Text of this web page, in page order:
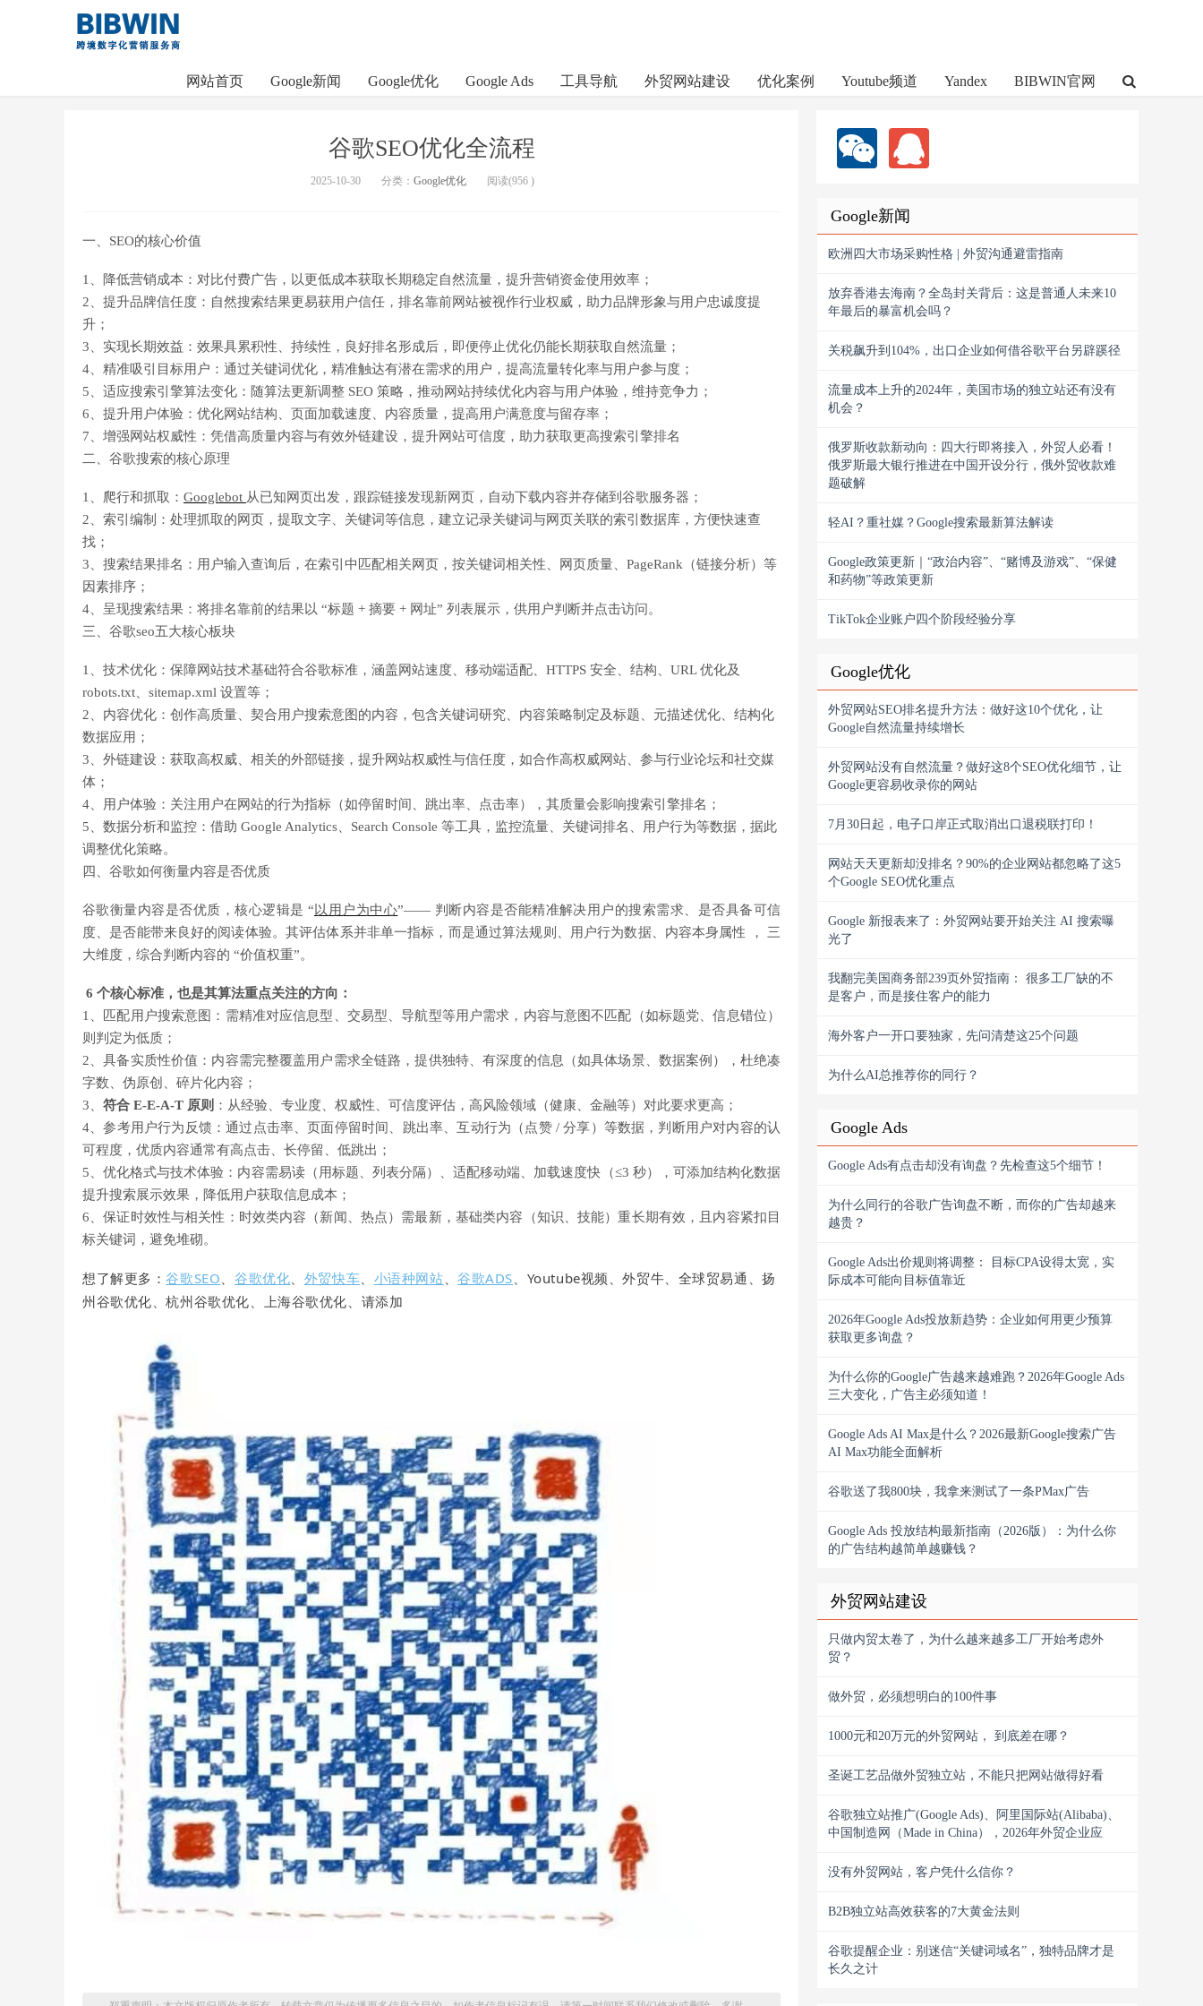
网站首页 Google新闻 Google优化 Google Ads 工具导航 外贸网站建设 优化案例 Youtube频道 Yandex BIBWIN官网
谷歌SEO优化全流程
2025-10-30 分类： Google优化 阅读(956 )
一、SEO的核心价值
1、降低营销成本：对比付费广告，以更低成本获取长期稳定自然流量，提升营销资金使用效率；
2、提升品牌信任度：自然搜索结果更易获用户信任，排名靠前网站被视作行业权威，助力品牌形象与用户忠诚度提
升；
3、实现长期效益：效果具累积性、持续性，良好排名形成后，即便停止优化仍能长期获取自然流量；
4、精准吸引目标用户：通过关键词优化，精准触达有潜在需求的用户，提高流量转化率与用户参与度；
5、适应搜索引擎算法变化：随算法更新调整 SEO 策略，推动网站持续优化内容与用户体验，维持竞争力；
6、提升用户体验：优化网站结构、页面加载速度、内容质量，提高用户满意度与留存率；
7、增强网站权威性：凭借高质量内容与有效外链建设，提升网站可信度，助力获取更高搜索引擎排名
二、谷歌搜索的核心原理
1、爬行和抓取： Googlebot 从已知网页出发，跟踪链接发现新网页，自动下载内容并存储到谷歌服务器；
2、索引编制：处理抓取的网页，提取文字、关键词等信息，建立记录关键词与网页关联的索引数据库，方便快速查
找；
3、搜索结果排名：用户输入查询后，在索引中匹配相关网页，按关键词相关性、网页质量、PageRank（链接分析）等
因素排序；
4、呈现搜索结果：将排名靠前的结果以 “标题 + 摘要 + 网址” 列表展示，供用户判断并点击访问。
三、谷歌seo五大核心板块
1、技术优化：保障网站技术基础符合谷歌标准，涵盖网站速度、移动端适配、HTTPS 安全、结构、URL 优化及
robots.txt、sitemap.xml 设置等；
2、内容优化：创作高质量、契合用户搜索意图的内容，包含关键词研究、内容策略制定及标题、元描述优化、结构化
数据应用；
3、外链建设：获取高权威、相关的外部链接，提升网站权威性与信任度，如合作高权威网站、参与行业论坛和社交媒
体；
4、用户体验：关注用户在网站的行为指标（如停留时间、跳出率、点击率），其质量会影响搜索引擎排名；
5、数据分析和监控：借助 Google Analytics、 Search Console 等工具，监控流量、关键词排名、用户行为等数据，据此
调整优化策略。
四、谷歌如何衡量内容是否优质
谷歌衡量内容是否优质，核心逻辑是 “ 以用户为中心”—— 判断内容是否能精准解决用户的搜索需求、是否具备可信
度、是否能带来良好的阅读体验。其评估体系并非单一指标，而是通过算法规则、用户行为数据、内容本身属性 ， 三
大维度，综合判断内容的 “价值权重”。
6 个核心标准，也是其算法重点关注的方向：
1、匹配用户搜索意图：需精准对应信息型、交易型、导航型等用户需求，内容与意图不匹配（如标题党、信息错位）
则判定为低质；
2、具备实质性价值：内容需完整覆盖用户需求全链路，提供独特、有深度的信息（如具体场景、数据案例），杜绝凑
字数、伪原创、碎片化内容；
3、 符合 E-E-A-T 原则 ：从经验、专业度、权威性、可信度评估，高风险领域（健康、金融等）对此要求更高；
4、参考用户行为反馈：通过点击率、页面停留时间、跳出率、互动行为（点赞 / 分享）等数据，判断用户对内容的认
可程度，优质内容通常有高点击、长停留、低跳出；
5、优化格式与技术体验：内容需易读（用标题、列表分隔）、适配移动端、加载速度快（≤3 秒），可添加结构化数据
提升搜索展示效果，降低用户获取信息成本；
6、保证时效性与相关性：时效类内容（新闻、热点）需最新，基础类内容（知识、技能）重长期有效，且内容紧扣目
标关键词，避免堆砌。
想了解更多：谷歌SEO、 谷歌优化、 外贸快车、 小语种网站、谷歌ADS、Youtube视频、外贸牛、全球贸易通、扬
州谷歌优化、杭州谷歌优化、上海谷歌优化、请添加
Google新闻
欧洲四大市场采购性格 | 外贸沟通避雷指南
放弃香港去海南？全岛封关背后：这是普通人未来10
年最后的暴富机会吗？
关税飙升到104%，出口企业如何借谷歌平台另辟蹊径
流量成本上升的2024年，美国市场的独立站还有没有
机会？
俄罗斯收款新动向：四大行即将接入，外贸人必看！
俄罗斯最大银行推进在中国开设分行，俄外贸收款难
题破解
轻AI？重社媒？Google搜索最新算法解读
Google政策更新｜“政治内容”、“赌博及游戏”、“保健
和药物”等政策更新
TikTok企业账户四个阶段经验分享
Google优化
外贸网站SEO排名提升方法：做好这10个优化，让
Google自然流量持续增长
外贸网站没有自然流量？做好这8个SEO优化细节，让
Google更容易收录你的网站
7月30日起，电子口岸正式取消出口退税联打印！
网站天天更新却没排名？90%的企业网站都忽略了这5
个Google SEO优化重点
Google 新报表来了：外贸网站要开始关注 AI 搜索曝
光了
我翻完美国商务部239页外贸指南： 很多工厂缺的不
是客户，而是接住客户的能力
海外客户一开口要独家，先问清楚这25个问题
为什么AI总推荐你的同行？
Google Ads
Google Ads有点击却没有询盘？先检查这5个细节！
为什么同行的谷歌广告询盘不断，而你的广告却越来
越贵？
Google Ads出价规则将调整： 目标CPA设得太宽，实
际成本可能向目标值靠近
2026年Google Ads投放新趋势：企业如何用更少预算
获取更多询盘？
为什么你的Google广告越来越难跑？2026年Google Ads
三大变化，广告主必须知道！
Google Ads AI Max是什么？2026最新Google搜索广告
AI Max功能全面解析
谷歌送了我800块，我拿来测试了一条PMax广告
Google Ads 投放结构最新指南（2026版）：为什么你
的广告结构越简单越赚钱？
外贸网站建设
只做内贸太卷了，为什么越来越多工厂开始考虑外
贸？
做外贸，必须想明白的100件事
1000元和20万元的外贸网站， 到底差在哪？
圣诞工艺品做外贸独立站，不能只把网站做得好看
谷歌独立站推广(Google Ads)、阿里国际站(Alibaba)、
中国制造网（Made in China），2026年外贸企业应
没有外贸网站，客户凭什么信你？
B2B独立站高效获客的7大黄金法则
谷歌提醒企业：别迷信“关键词域名”，独特品牌才是
长久之计